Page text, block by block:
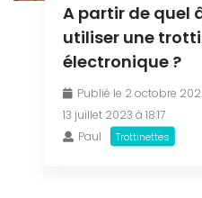
A partir de quel
utiliser une
électronique ?
Publié le 2 octobre
13 juillet 2023 à 18:17
Paul
Trottinettes